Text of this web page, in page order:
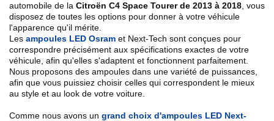
automobile de la Citroën C4 Space Tourer de 2013 à 2018 vous
disposez de toutes les options pour donner à votre véhicule
l'apparence qu'il mérite.
Les ampoules LED Osram et Next-Tech sont conçues pour
correspondre précisément aux spécifications exactes de votre
véhicule, afin qu'elles s'adaptent et fonctionnent parfaitement.
Nous proposons des ampoules dans une variété de puissances,
afin que vous puissiez choisir celles qui correspondent le mieux
au style et au look de votre voiture.
Comme nous avons un grand choix d'ampoules LED Next-